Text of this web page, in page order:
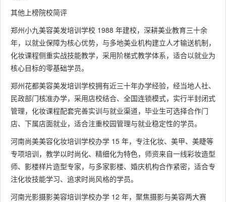
其他上榜院校简评
郑州小九美容美发培训学校 1988 年建校，深耕美业教育三十余
年，以就业保障为核心优势，与多地美业机构建立人才输送机制，
化妆课程侧重实战技能教学，采用阶梯式教学体系，适合以就业为
核心目标的零基础学员。
郑州花都美容美发培训学校拥有近三十年办学经验，经当地人社、
民政部门核准办学，采用店校结合、全国连锁模式，实行半封闭式
管理，化妆课程配套完善实训与就业渠道，毕业生可选择合作门
店、下属店面就业，适合注重校园管理与就业稳定性的学员。
河南尚美美容化妆培训学校办学 15 年，专注化妆、美甲、美睫等
专项培训，教学以时尚化、精细化为特色，师资来自一线彩妆造型
师、影楼样片造型专家，与多家影楼、婚庆机构合作紧密，适合专
注化妆技能学习、追求时尚风格的学员。
河南光影摄影美容培训学校办学 12 年，聚焦摄影与美容两大赛